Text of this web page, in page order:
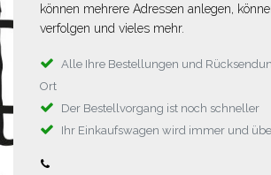
können mehrere Adressen anlegen,
verfolgen und vieles mehr.
Alle Ihre Bestellungen und
Ort
Der Bestellvorgang ist noch schneller
Ihr Einkaufswagen wird immer und